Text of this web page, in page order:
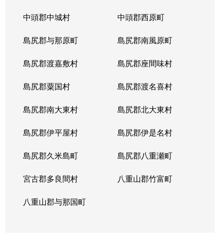
中頭郡中城村 中頭郡西原町
島尻郡与那原町 島尻郡南風原町
島尻郡渡嘉敷村 島尻郡座間味村
島尻郡粟国村 島尻郡渡名喜村
島尻郡南大東村 島尻郡北大東村
島尻郡伊平屋村 島尻郡伊是名村
島尻郡久米島町 島尻郡八重瀬町
宮古郡多良間村 八重山郡竹富町
八重山郡与那国町